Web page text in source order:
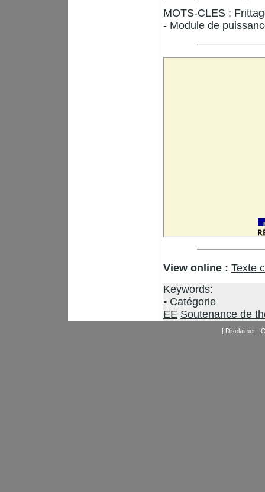
MOTS-CLES :
- Module de
View online : Texte
Keywords:
Catégorie
EE Soutenance de
| Disclaimer|